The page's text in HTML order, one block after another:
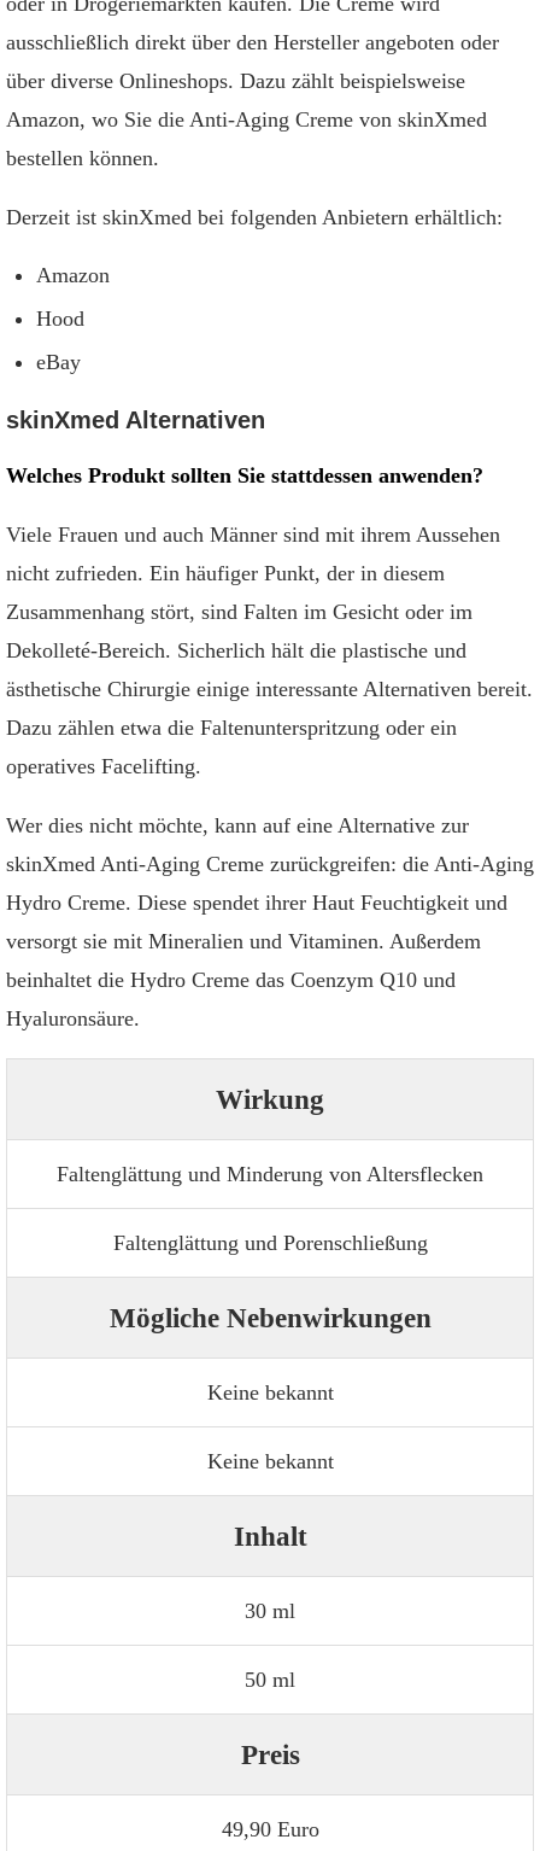
ausschließlich direkt über den Hersteller angeboten oder
über diverse Onlineshops. Dazu zählt beispielsweise
Amazon, wo Sie die Anti-Aging Creme von skinXmed
bestellen können.
Derzeit ist skinXmed bei folgenden Anbietern erhältlich:
Amazon
Hood
eBay
skinXmed Alternativen
Welches Produkt sollten Sie stattdessen anwenden?
Viele Frauen und auch Männer sind mit ihrem Aussehen
nicht zufrieden. Ein häufiger Punkt, der in diesem
Zusammenhang stört, sind Falten im Gesicht oder im
Dekolleté-Bereich. Sicherlich hält die plastische und
ästhetische Chirurgie einige interessante Alternativen bereit.
Dazu zählen etwa die Faltenunterspritzung oder ein
operatives Facelifting.
Wer dies nicht möchte, kann auf eine Alternative zur
skinXmed Anti-Aging Creme zurückgreifen: die Anti-Aging
Hydro Creme. Diese spendet ihrer Haut Feuchtigkeit und
versorgt sie mit Mineralien und Vitaminen. Außerdem
beinhaltet die Hydro Creme das Coenzym Q10 und
Hyaluronsäure.
Wirkung
Faltenglättung und Minderung von Altersflecken
Faltenglättung und Porenschließung
Mögliche Nebenwirkungen
Keine bekannt
Keine bekannt
Inhalt
30 ml
50 ml
Preis
49,90 Euro